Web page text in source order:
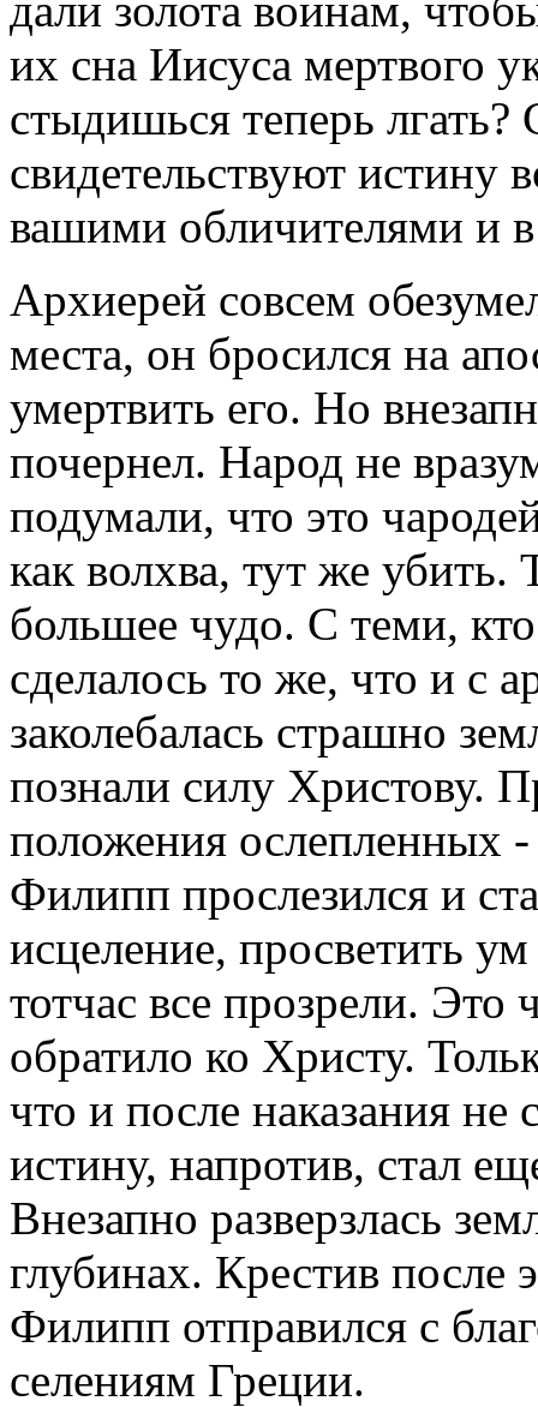
их сна Иисуса мертвого
стыдишься теперь
свидетельствуют истину
вашими обличителями и в
Архиерей совсем
места, он бросился на
умертвить его. Но
почернел. Народ не
подумали, что это
как волхва, тут же
большее чудо. С теми, кто
сделалось то же, что и с
заколебалась страшно
познали силу Христову.
положения ослепленных
Филипп прослезился и
исцеление, просветить
тотчас все прозрели.
обратило ко Христу.
что и после наказания не
истину, напротив, стал
Внезапно разверзлась
глубинах. Крестив после
Филипп отправился с
селениям Греции.